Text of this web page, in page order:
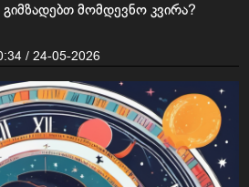
გიმზადებთ მომდევნო კვირა?
/ 24-05-2026